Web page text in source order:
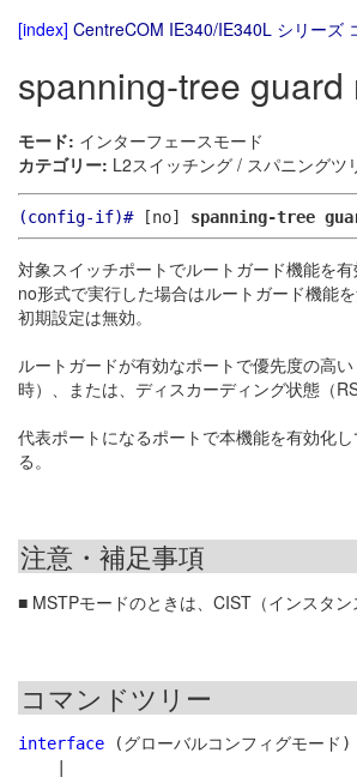
[index] CentreCOM IE340/IE340L シリーズ
spanning-tree guard
モード: インターフェースモード
カテゴリー: L2スイッチング / スパニングツ
(config-if)#[no] spanning-tree
対象スイッチポートでルートガード機能を有
no形式で実行した場合はルートガード機能を
初期設定は無効。
ルートガードが有効なポートで優先度の高
時）、または、ディスカーディング状態（
代表ポートになるポートで本機能を有効化
る。
注意・補足事項
■ MSTPモードのときは、CIST（インスタ
コマンドツリー
interface (グローバルコンフィグモード)